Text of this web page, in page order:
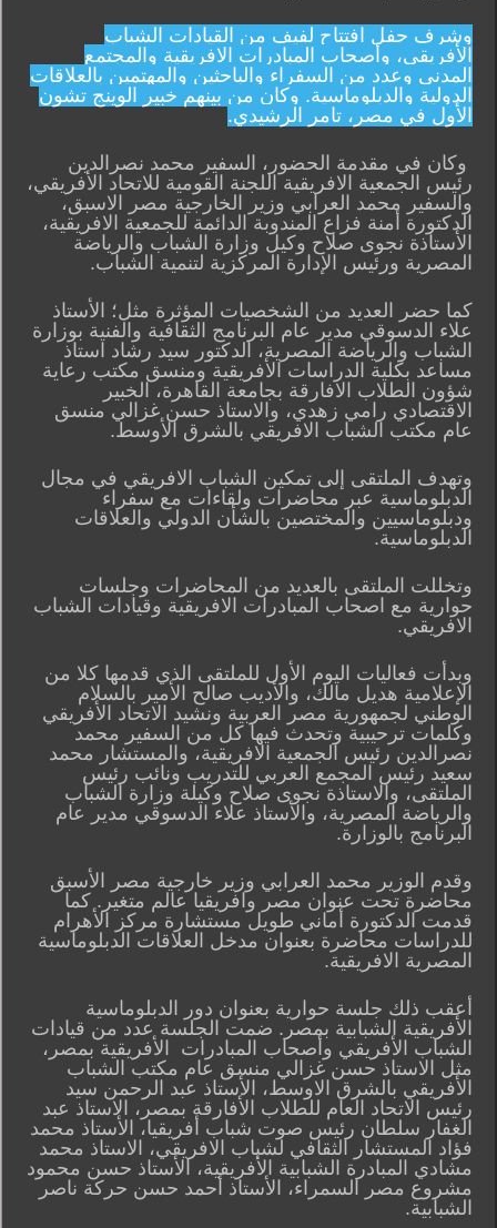
وشرف حفل افتتاح لفيف من القيادات الشباب
الأفريقي، وأصحاب المبادرات الافريقية والمجتمع
المدني وعدد من السفراء والباحثين والمهتمين بالعلاقات
الدولية والدبلوماسية. وكان من بينهم خبير الوينج تشون
الأول في مصر، تامر الرشيدي.
وكان في مقدمة الحضور، السفير محمد نصرالدين
رئيس الجمعية الافريقية اللجنة القومية للاتحاد الأفريقي،
والسفير محمد العرابي وزير الخارجية مصر الاسبق،
الدكتورة أمنة فزاع المندوبة الدائمة للجمعية الافريقية،
الأستاذة نجوى صلاح وكيل وزارة الشباب والرياضة
المصرية ورئيس الإدارة المركزية لتنمية الشباب.
كما حضر العديد من الشخصيات المؤثرة مثل؛ الأستاذ
علاء الدسوقي مدير عام البرنامج الثقافية والفنية بوزارة
الشباب والرياضة المصرية، الدكتور سيد رشاد استاذ
مساعد بكلية الدراسات الأفريقية ومنسق مكتب رعاية
شؤون الطلاب الافارقة بجامعة القاهرة، الخبير
الاقتصادي رامي زهدي، والاستاذ حسن غزالي منسق
عام مكتب الشباب الافريقي بالشرق الأوسط.
وتهدف الملتقى إلى تمكين الشباب الافريقي في مجال
الدبلوماسية عبر محاضرات ولقاءات مع سفراء
ودبلوماسيين والمختصين بالشأن الدولي والعلاقات
الدبلوماسية.
وتخللت الملتقى بالعديد من المحاضرات وجلسات
حوارية مع اصحاب المبادرات الافريقية وقيادات الشباب
الافريقي.
وبدأت فعاليات اليوم الأول للملتقى الذي قدمها كلا من
الإعلامية هديل مالك، والأديب صالح الأمير بالسلام
الوطني لجمهورية مصر العربية ونشيد الاتحاد الأفريقي
وكلمات ترحيبية وتحدث فيها كل من السفير محمد
نصرالدين رئيس الجمعية الافريقية، والمستشار محمد
سعيد رئيس المجمع العربي للتدريب ونائب رئيس
الملتقى، والاستاذة نجوى صلاح وكيلة وزارة الشباب
والرياضة المصرية، والأستاذ علاء الدسوقي مدير عام
البرنامج بالوزارة.
وقدم الوزير محمد العرابي وزير خارجية مصر الأسبق
محاضرة تحت عنوان مصر وافريقيا عالم متغير. كما
قدمت الدكتورة أماني طويل مستشارة مركز الأهرام
للدراسات محاضرة بعنوان مدخل العلاقات الدبلوماسية
المصرية الافريقية.
أعقب ذلك جلسة حوارية بعنوان دور الدبلوماسية
الأفريقية الشبابية بمصر. ضمت الجلسة عدد من قيادات
الشباب الأفريقي وأصحاب المبادرات الأفريقية بمصر،
مثل الاستاذ حسن غزالي منسق عام مكتب الشباب
الأفريقي بالشرق الاوسط، الأستاذ عبد الرحمن سيد
رئيس الاتحاد العام للطلاب الأفارقة بمصر، الاستاذ عبد
الغفار سلطان رئيس صوت شباب أفريقيا، الأستاذ محمد
فؤاد المستشار الثقافي لشباب الافريقي، الاستاذ محمد
مشادي المبادرة الشبابية الأفريقية، الأستاذ حسن محمود
مشروع مصر السمراء، الأستاذ أحمد حسن حركة ناصر
الشبابية.